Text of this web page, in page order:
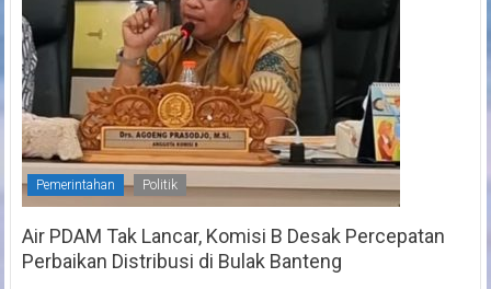
Pemerintahan Politik
Air PDAM Tak Lancar, Komisi B Desak Percepatan
Perbaikan Distribusi di Bulak Banteng